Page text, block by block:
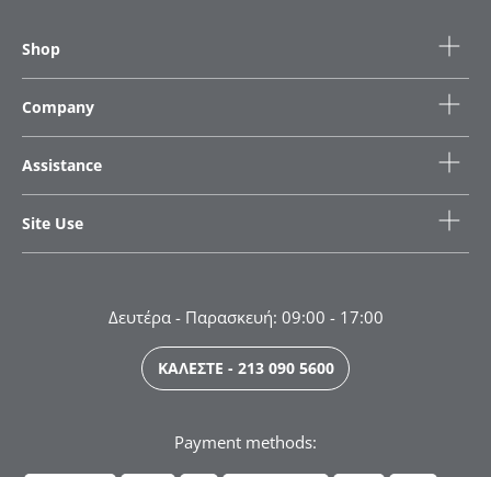
Shop
Company
Assistance
Site Use
Δευτέρα - Παρασκευή: 09:00 - 17:00
ΚΑΛΕΣΤΕ - 213 090 5600
Payment methods: